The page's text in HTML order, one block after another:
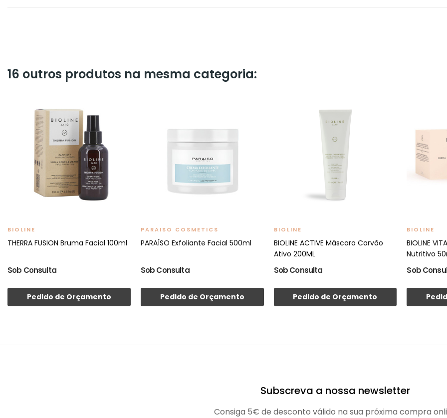
16 outros produtos na mesma categoria:
BIOLINE
THERRA FUSION Bruma Facial 100ml
Sob Consulta
Pedido de Orçamento
PARAISO COSMETICS
PARAÍSO Exfoliante Facial 500ml
Sob Consulta
Pedido de Orçamento
BIOLINE
BIOLINE ACTIVE Máscara Carvão
Ativo 200ML
Sob Consulta
Pedido de Orçamento
BIOLINE
BIOLINE
Nutritivo
Sob
Subscreva a nossa newsletter
Consiga 5€ de desconto válido na sua próxima compra